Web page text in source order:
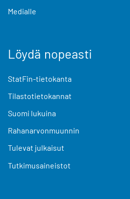
Medialle
Löydä nopeasti
StatFin-tietokanta
Tilastotietokannat
Suomi lukuina
Rahanarvonmuunnin
Tulevat julkaisut
Tutkimusaineistot